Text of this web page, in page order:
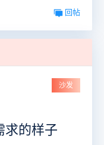
回帖
沙发
求的样子